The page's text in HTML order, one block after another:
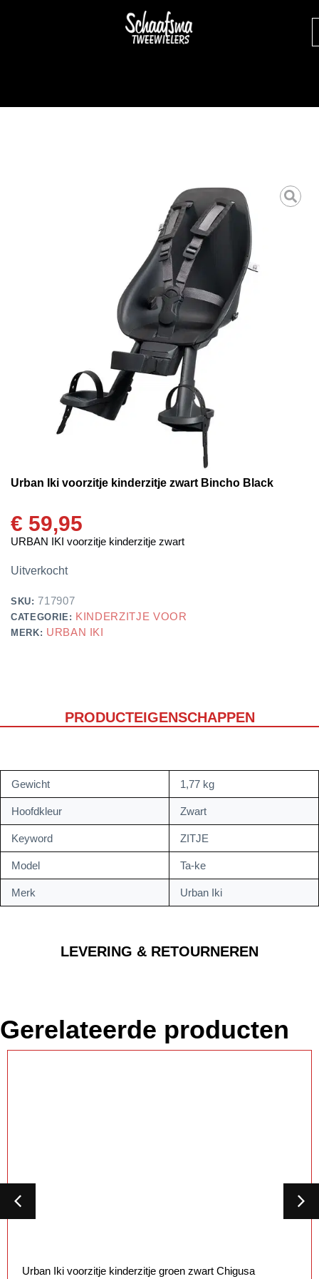
Urban Iki voorzitje kinderzitje zwart Bincho Black
€ 59,95
URBAN IKI voorzitje kinderzitje zwart
Uitverkocht
SKU: 717907
CATEGORIE: KINDERZITJE VOOR
MERK: URBAN IKI
PRODUCTEIGENSCHAPPEN
LEVERING & RETOURNEREN
Gewicht 1,77 kg
Hoofdkleur Zwart
Keyword ZITJE
Model Ta-ke
Merk Urban Iki
Gerelateerde producten
Urban Iki voorzitje kinderzitje groen zwart Chigusa